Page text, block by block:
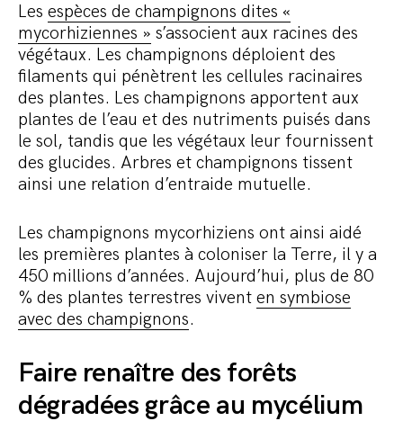
Les espèces de champignons dites «
mycorhiziennes » s’associent aux racines des
végétaux. Les champignons déploient des
filaments qui pénètrent les cellules racinaires
des plantes. Les champignons apportent aux
plantes de l’eau et des nutriments puisés dans
le sol, tandis que les végétaux leur fournissent
des glucides. Arbres et champignons tissent
ainsi une relation d’entraide mutuelle.
Les champignons mycorhiziens ont ainsi aidé
les premières plantes à coloniser la Terre, il y a
450 millions d’années. Aujourd’hui, plus de 80
% des plantes terrestres vivent en symbiose
avec des champignons.
Faire renaître des forêts
dégradées grâce au mycélium